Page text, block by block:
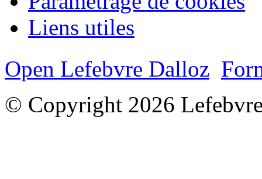
Liens utiles
Open Lefebvre Dalloz
© Copyright 2026